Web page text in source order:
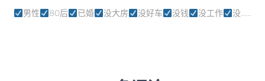
男性 80后 已婚 没大房 没好车 没钱 没工作 没......